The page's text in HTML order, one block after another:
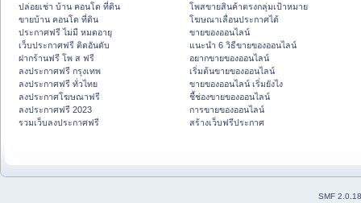
ปล่อยเช่า บ้าน คอนโด ที่ดิน
ขายบ้าน คอนโด ที่ดิน
ประกาศฟรี ไม่มี หมดอายุ
เว็บประกาศฟรี ติดอันดับ
ฝากร้านฟรี โพ ส ฟรี
ลงประกาศฟรี กรุงเทพ
ลงประกาศฟรี ทั่วไทย
ลงประกาศโฆษณาฟรี
ลงประกาศฟรี 2023
รวมเว็บลงประกาศฟรี
โพสขายสินค้าตรงกลุ่มเป้าหมาย
โฆษณาเลื่อนประกาศได้
ขายของออนไลน์
แนะนำ 6 วิธีขายของออนไลน์
อยากขายของออนไลน์
เริ่มต้นขายของออนไลน์
ขายของออนไลน์ เริ่มยังไง
ชี้ช่องขายของออนไลน์
การขายของออนไลน์
สร้างเว็บฟรีประกาศ
SMF 2.0.18